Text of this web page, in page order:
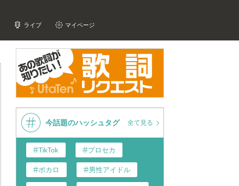
ライブ マイページ
今話題のハッシュタグ 全て見る
TikTok プロセカ
ボカロ 男性アイドル